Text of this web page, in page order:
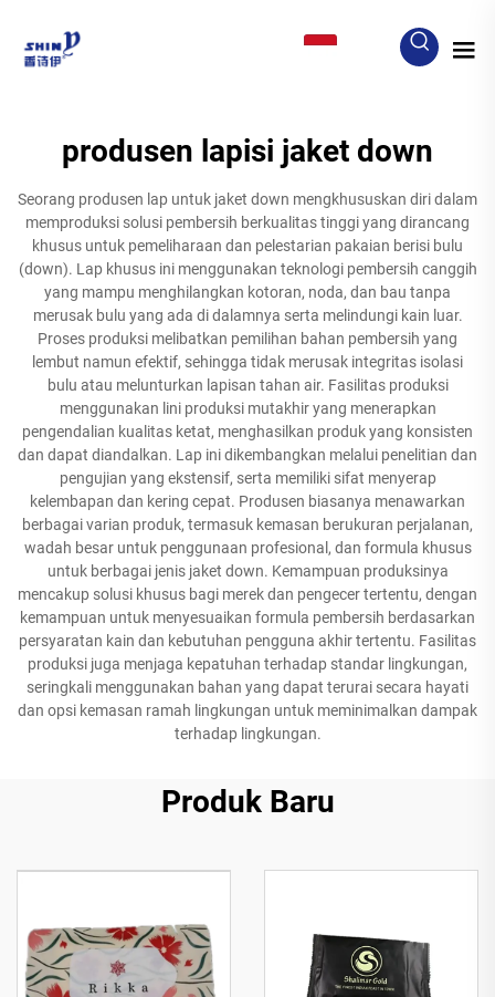
produsen lapisi jaket down
Seorang produsen lap untuk jaket down mengkhususkan diri dalam
memproduksi solusi pembersih berkualitas tinggi yang dirancang
khusus untuk pemeliharaan dan pelestarian pakaian berisi bulu
(down). Lap khusus ini menggunakan teknologi pembersih canggih
yang mampu menghilangkan kotoran, noda, dan bau tanpa
merusak bulu yang ada di dalamnya serta melindungi kain luar.
Proses produksi melibatkan pemilihan bahan pembersih yang
lembut namun efektif, sehingga tidak merusak integritas isolasi
bulu atau melunturkan lapisan tahan air. Fasilitas produksi
menggunakan lini produksi mutakhir yang menerapkan
pengendalian kualitas ketat, menghasilkan produk yang konsisten
dan dapat diandalkan. Lap ini dikembangkan melalui penelitian dan
pengujian yang ekstensif, serta memiliki sifat menyerap
kelembapan dan kering cepat. Produsen biasanya menawarkan
berbagai varian produk, termasuk kemasan berukuran perjalanan,
wadah besar untuk penggunaan profesional, dan formula khusus
untuk berbagai jenis jaket down. Kemampuan produksinya
mencakup solusi khusus bagi merek dan pengecer tertentu, dengan
kemampuan untuk menyesuaikan formula pembersih berdasarkan
persyaratan kain dan kebutuhan pengguna akhir tertentu. Fasilitas
produksi juga menjaga kepatuhan terhadap standar lingkungan,
seringkali menggunakan bahan yang dapat terurai secara hayati
dan opsi kemasan ramah lingkungan untuk meminimalkan dampak
terhadap lingkungan.
Produk Baru